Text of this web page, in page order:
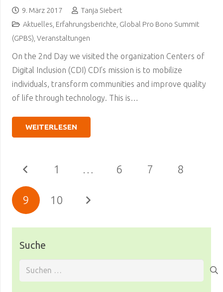
9. März 2017
Tanja Siebert
Aktuelles, Erfahrungsberichte, Global Pro Bono Summit
(GPBS), Veranstaltungen
On the 2nd Day we visited the organization Centers of
Digital Inclusion (CDI) CDI’s mission is to mobilize
individuals, transform communities and improve quality
of life through technology. This is…
WEITERLESEN
1 6 7 8
9 10
Suche
Suchen
nach: